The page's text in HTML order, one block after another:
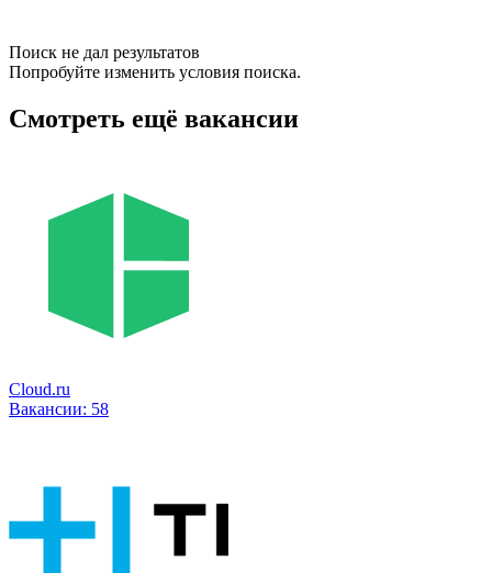
Поиск не дал результатов
Попробуйте изменить условия поиска.
Смотреть ещё вакансии
Cloud.ru
Вакансии: 58